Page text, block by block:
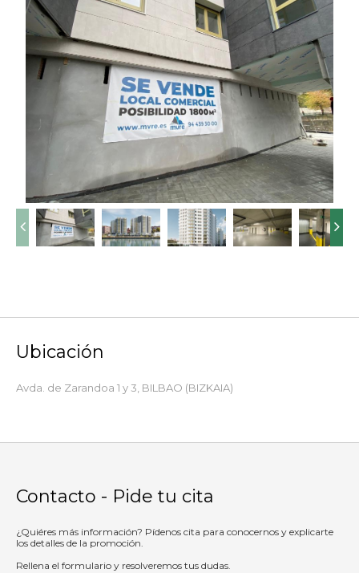
 
Ubicación
Avda. de Zarandoa 1 y 3, BILBAO (BIZKAIA)
Contacto - Pide tu cita
¿Quiéres más información? Pídenos cita para conocernos y explicarte
los detalles de la promoción.
Rellena el formulario y resolveremos tus dudas.